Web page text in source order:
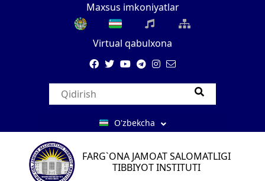
Maxsus imkoniyatlar
Virtual qabulxona
O'zbekcha
FARG`ONA JAMOAT SALOMATLIGI
TIBBIYOT INSTITUTI